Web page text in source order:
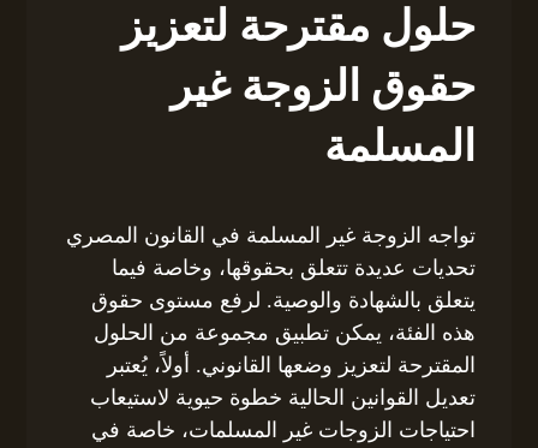
حلول مقترحة لتعزيز
حقوق الزوجة غير
المسلمة
تواجه الزوجة غير المسلمة في القانون المصري
تحديات عديدة تتعلق بحقوقها، وخاصة فيما
يتعلق بالشهادة والوصية. لرفع مستوى حقوق
هذه الفئة، يمكن تطبيق مجموعة من الحلول
المقترحة لتعزيز وضعها القانوني. أولاً، يُعتبر
تعديل القوانين الحالية خطوة حيوية لاستيعاب
احتياجات الزوجات غير المسلمات، خاصة في